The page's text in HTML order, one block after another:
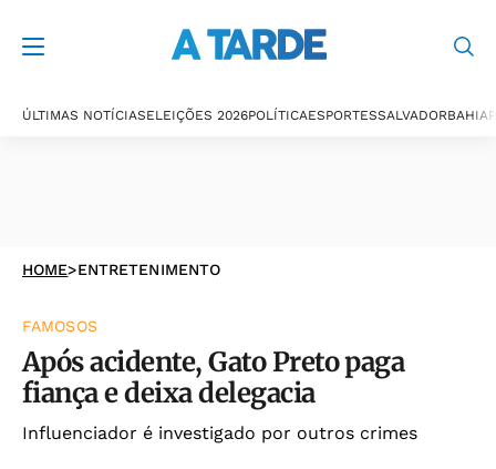
ÚLTIMAS NOTÍCIASELEIÇÕES 2026POLÍTICAESPORTESSALVADORBAHIA
HOME>ENTRETENIMENTO
FAMOSOS
Após acidente, Gato Preto paga
fiança e deixa delegacia
Influenciador é investigado por outros crimes